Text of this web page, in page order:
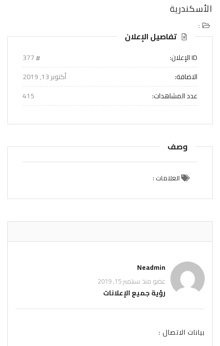
الأسكندرية
:
تفاصيل الإعلان
ID الإعلان:
الاضافة:
أكتوبر 13, 2019
عدد المشاهدات:
415
وصف
العلامات :
Neadmin
عضو منذ سبتمبر 15, 2019
رؤية جميع الإعلانات
بيانات الاتصال :